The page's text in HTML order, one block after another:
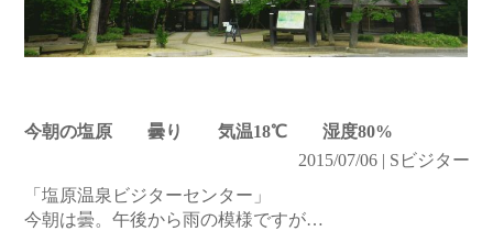
今朝の塩原 曇り 気温18℃ 湿度80%
2015/07/06 | Sビジター
「塩原温泉ビジターセンター」
今朝は曇。午後から雨の模様ですが…